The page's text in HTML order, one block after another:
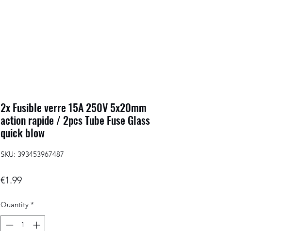
2x Fusible verre 15A 250V 5x20mm
action rapide / 2pcs Tube Fuse Glass
quick blow
SKU: 393453967487
€1.99Price
Quantity *